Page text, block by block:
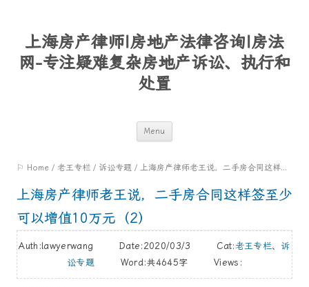
上海房产律师|房地产法律咨询|房法
网-专注疑难复杂房地产诉讼、执行和
处置
Menu
content
⚐ Home / 老王专栏 / 诉讼专题 / 上海房产律师老王说，二手房合同这样签至少可以增值10万元（2）
上海房产律师老王说，二手房合同这样签至少
可以增值10万元（2）
Auth:lawyerwang Date:2020/03/3 Cat:老王专栏、诉
讼专题 Word:共4645字 Views: